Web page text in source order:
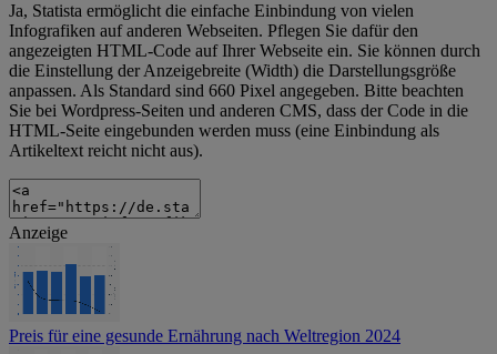
Ja, Statista ermöglicht die einfache Einbindung von vielen
Infografiken auf anderen Webseiten. Pflegen Sie dafür den
angezeigten HTML-Code auf Ihrer Webseite ein. Sie können durch
die Einstellung der Anzeigebreite (Width) die Darstellungsgröße
anpassen. Als Standard sind 660 Pixel angegeben. Bitte beachten
Sie bei Wordpress-Seiten und anderen CMS, dass der Code in die
HTML-Seite eingebunden werden muss (eine Einbindung als
Artikeltext reicht nicht aus).
Anzeige
Preis für eine gesunde Ernährung nach Weltregion 2024